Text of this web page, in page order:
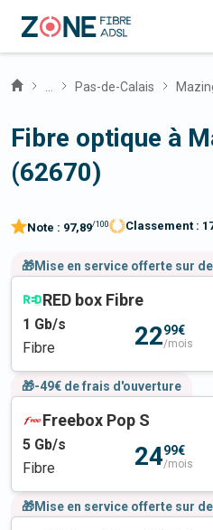
Pas-de-Calais
Fibre optique à
(62670)
Note : 97,89/100 Classement :
🎁Mise en service offerte sur
RED box Fibre
1 Gb/s
Fibre
2299€
/mois
🎁-49€ de frais d'ouverture
Freebox Pop S
5 Gb/s
Fibre
2499€
/mois
🎁Mise en service offerte sur